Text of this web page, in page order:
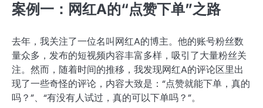
案例一：网红A的“点赞下单”之路
去年，我关注了一位名叫网红A的博主。他的账号粉丝数
量众多，发布的短视频内容丰富多样，吸引了大量粉丝关
注。然而，随着时间的推移，我发现网红A的评论区里出
现了一些奇怪的评论，内容大致是：“点赞就能下单，真的
吗？”、“有没有人试过，真的可以下单吗？”。